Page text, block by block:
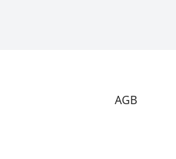
AGB